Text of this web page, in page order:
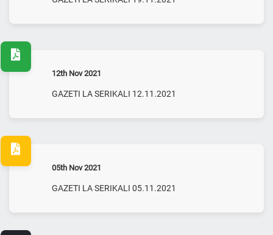
12th Nov 2021
GAZETI LA SERIKALI 12.11.2021
05th Nov 2021
GAZETI LA SERIKALI 05.11.2021